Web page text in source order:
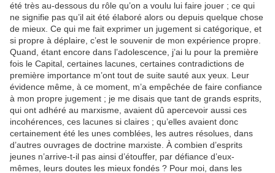
été très au-dessous du rôle qu’on a voulu lui faire jouer ; ce qui
ne signifie pas qu’il ait été élaboré alors ou depuis quelque chose
de mieux. Ce qui me fait exprimer un jugement si catégorique, et
si propre à déplaire, c’est le souvenir de mon expérience propre.
Quand, étant encore dans l’adolescence, j’ai lu pour la première
fois le Capital, certaines lacunes, certaines contradictions de
première importance m’ont tout de suite sauté aux yeux. Leur
évidence même, à ce moment, m’a empêchée de faire confiance
à mon propre jugement ; je me disais que tant de grands esprits,
qui ont adhéré au marxisme, avaient dû apercevoir aussi ces
incohérences, ces lacunes si claires ; qu’elles avaient donc
certainement été les unes comblées, les autres résolues, dans
d’autres ouvrages de doctrine marxiste. À combien d’esprits
jeunes n’arrive-t-il pas ainsi d’étouffer, par défiance d’eux-
mêmes, leurs doutes les mieux fondés ? Pour moi, dans les